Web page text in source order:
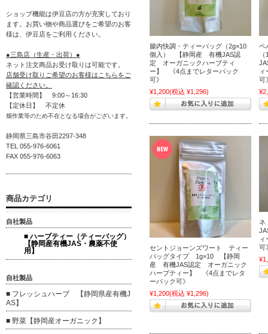
腸内快調・ティーバッグ（2g×10
個入） 【静岡産 有機JAS認
定 オーガニックハーブティ
ー】 《4点までレターパック
可》
¥1,200(税込 ¥1,296)
ペ
可
セントジョーンズワート ティー
バッグタイプ 1g×10 【静岡
産 有機JAS認定 オーガニック
ハーブティー】 《4点までレタ
ーパック可》
¥1,200(税込 ¥1,296)
ネ
可
ショップ機能は伊豆店の方が充実しており
ます。お買い物や商品選びをご希望のお客
様は、伊豆店をご利用ください。
●三島店（生産・出荷）●
ネット注文商品お受け取りは可能です。
店舗受け取りご希望のお客様はこちらをご
確認ください。
【営業時間】 9:00～16:30
【定休日】 不定休
畑作業等のため不在となる場合がございます。
静岡県三島市谷田2297-348
TEL 055-976-6061
FAX 055-976-6063
商品カテゴリ
自社製品
■ ハーブティー（ティーバッグ）
【静岡産有機JAS・農薬不使
用】
自社製品
■ フレッシュハーブ 【静岡県産有機J
AS】
■ 野菜【静岡産オーガニック】